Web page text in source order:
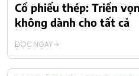
Cổ phiếu thép: Triển
không dành cho tất cả
ĐỌC NGAY